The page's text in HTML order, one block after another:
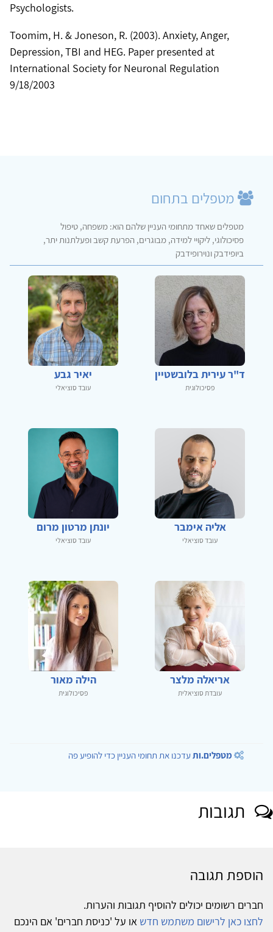
Psychologists.
Toomim, H. & Joneson, R. (2003). Anxiety, Anger,
Depression, TBI and HEG. Paper presented at
International Society for Neuronal Regulation
9/18/2003
מטפלים בתחום
מטפלים שאחד מתחומי העניין שלהם הוא: משפחה, טיפול
פסיכולוגי, ליקויי למידה, מבוגרים, הפרעת קשב ופעלתנות יתר,
ביופידבק ונוירופידבק
ד"ר עירית בלובשטיין
פסיכולוגית
יאיר גבע
עובד סוציאלי
אליה אימבר
עובד סוציאלי
יונתן מרטון מרום
עובד סוציאלי
אריאלה מלצר
עובדת סוציאלית
הילה מאור
פסיכולוגית
מטפלים.ותעדכנו את תחומי העניין כדי להופיע פה
תגובות
הוספת תגובה
חברים רשומים יכולים להוסיף תגובות והערות.
לחצו כאן לרישום משתמש חדש או על 'כניסת חברים' אם הינכם